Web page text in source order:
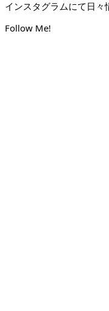
インスタグラムにて日々
Follow Me!